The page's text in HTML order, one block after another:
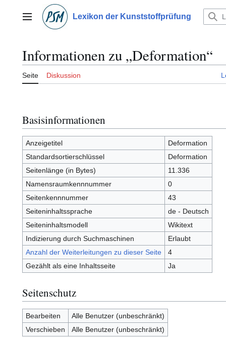
springenHauptmenü Lexikon der Kunststoffprüfung
Informationen zu „Deformation“
Seite Diskussion
Basisinformationen
Anzeigetitel
Deformation
Standardsortierschlüssel
Deformation
Seitenlänge (in Bytes)
11.336
Namensraumkennnummer
0
Seitenkennnummer
43
Seiteninhaltssprache
de - Deutsch
Seiteninhaltsmodell
Wikitext
Indizierung durch Suchmaschinen
Erlaubt
Anzahl der Weiterleitungen zu dieser Seite
4
Gezählt als eine Inhaltsseite
Ja
Seitenschutz
Bearbeiten
Alle Benutzer (unbeschränkt)
Verschieben
Alle Benutzer (unbeschränkt)